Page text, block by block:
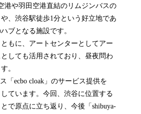
港や羽田空港直結のリムジンバスの
、渋谷駅徒歩1分という好立地であ
ブとなる施設です。
もに、アートセンターとしてアー
しても活用されており、昼夜問わ
。
「ecbo cloak」のサービス提供を
ています。今回、渋谷に位置する
で原点に立ち返り、今後「shibuya-